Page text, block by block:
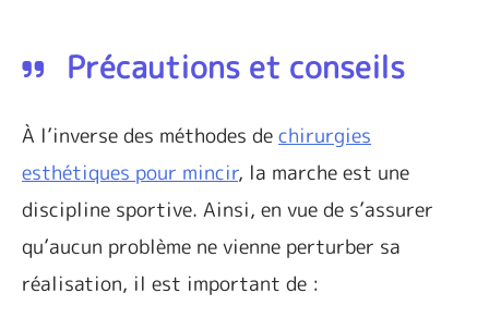
Précautions et conseils
À l’inverse des méthodes de chirurgies
esthétiques pour mincir, la marche est une
discipline sportive. Ainsi, en vue de s’assurer
qu’aucun problème ne vienne perturber sa
réalisation, il est important de :